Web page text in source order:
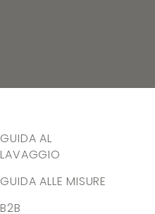
GUIDA AL
LAVAGGIO
GUIDA ALLE MISURE
B2B